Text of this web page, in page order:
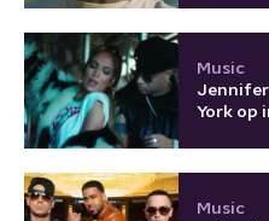
Music
Jennifer
York op
Music